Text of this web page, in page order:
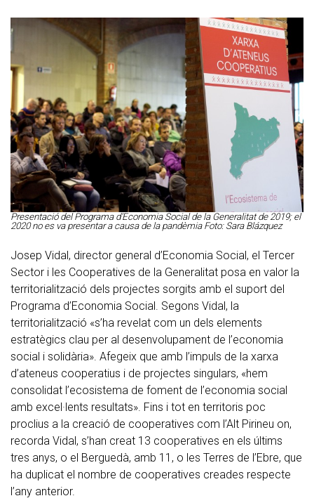
Presentació del Programa d'Economia Social de la Generalitat de 2019; el
2020 no es va presentar a causa de la pandèmia Foto: Sara Blázquez
Josep Vidal, director general d’Economia Social, el Tercer
Sector i les Cooperatives de la Generalitat posa en valor la
territorialització dels projectes sorgits amb el suport del
Programa d’Economia Social. Segons Vidal, la
territorialització «s’ha revelat com un dels elements
estratègics clau per al desenvolupament de l’economia
social i solidària». Afegeix que amb l’impuls de la xarxa
d’ateneus cooperatius i de projectes singulars, «hem
consolidat l’ecosistema de foment de l’economia social
amb excel·lents resultats». Fins i tot en territoris poc
proclius a la creació de cooperatives com l’Alt Pirineu on,
recorda Vidal, s’han creat 13 cooperatives en els últims
tres anys, o el Berguedà, amb 11, o les Terres de l’Ebre, que
ha duplicat el nombre de cooperatives creades respecte
l’any anterior.